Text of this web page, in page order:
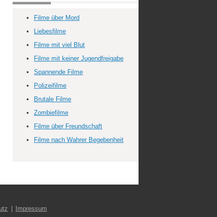
Filme über Mord
Liebesfilme
Filme mit viel Blut
Filme mit keiner Jugendfreigabe
Spannende Filme
Polizeifilme
Brutale Filme
Zombiefilme
Filme über Freundschaft
Filme nach Wahrer Begebenheit
Impressum